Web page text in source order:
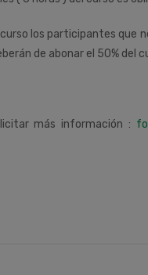
los participantes que
de abonar el 50% del
más información :